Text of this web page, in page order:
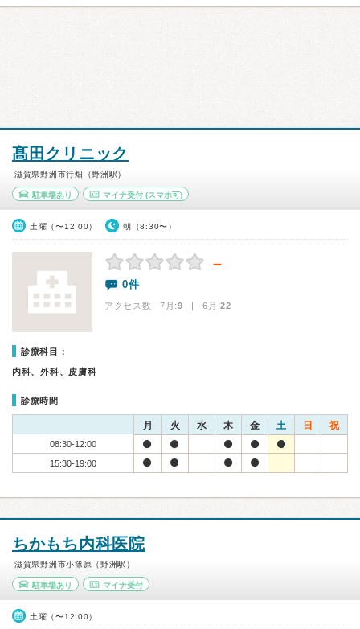
髙田クリニック
滋賀県野洲市行畑（野洲駅）
駐車場あり マイナ受付(スマホ可)
土曜（〜12:00） 朝（8:30〜）
－
0件
アクセス数 7月:9 | 6月:22
診療科目：
内科、外科、皮膚科
診療時間
月 火 水 木 金 土 日 祝
08:30-12:00
15:30-19:00
ちかもち内科医院
滋賀県野洲市小篠原（野洲駅）
駐車場あり マイナ受付
土曜（〜12:00）